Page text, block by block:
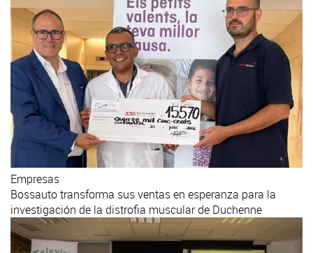
Empresas
Bossauto transforma sus ventas en esperanza para la
investigación de la distrofia muscular de Duchenne